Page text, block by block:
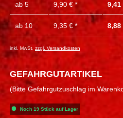
ab 5 9,90 € * 9,41
ab 10 9,35 € * 8,88
inkl. MwSt. zzgl. Versandkosten
GEFAHRGUTARTIKEL
(Bitte Gefahrgutzuschlag im
Noch 19 Stück auf Lager